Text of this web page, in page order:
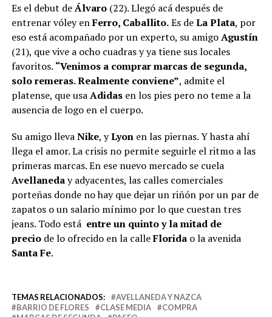
Es el debut deÁlvaro(22). Llegó acá después de
entrenar vóley enFerro, Caballito.Es deLa Plata, por
eso está acompañado por un experto, su amigoAgustín
(21), que vive a ocho cuadras y ya tiene sus locales
favoritos. “Venimos a comprar marcas de segunda,
solo remeras. Realmente conviene”, admite el
platense, que usaAdidasen los pies pero no teme a la
ausencia de logo en el cuerpo.
Su amigo llevaNike, yLyonen las piernas. Y hasta ahí
llega el amor. La crisis no permite seguirle el ritmo a las
primeras marcas. En ese nuevo mercado se cuela
Avellaneday adyacentes, las calles comerciales
porteñas donde no hay que dejar un riñón por un par de
zapatos o un salario mínimo por lo que cuestan tres
jeans. Todo está entre un quinto y la mitad de
preciode lo ofrecido en la calleFloridao la avenida
Santa Fe.​
TEMAS RELACIONADOS:
AVELLANEDA Y NAZCA
BARRIO DE FLORES
CLASE MEDIA
COMPRA